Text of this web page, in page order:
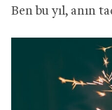
Ben bu yıl, anın